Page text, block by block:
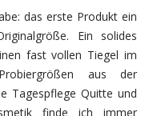
das erste Produkt ein
Ein solides
fast vollen Tiegel im
aus der
Tagespflege Quitte und
finde ich immer